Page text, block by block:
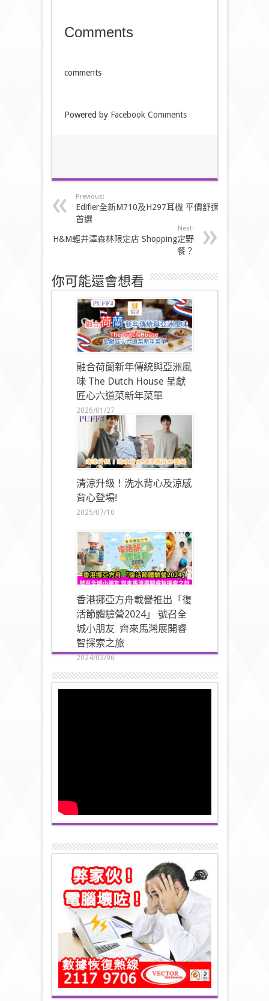
Comments
comments
Powered by Facebook Comments
Previous:
Edifier全新M710及H297耳機 平價舒適
首選
Next:
H&M輕井澤森林限定店 Shopping定野
餐？
你可能還會想看
融合荷蘭新年傳統與亞洲風
味 The Dutch House 呈獻
匠心六道菜新年菜單
2026/01/27
清涼升級！洗水背心及涼感
背心登場!
2025/07/10
香港挪亞方舟載譽推出「復
活節體驗營2024」 號召全
城小朋友 齊來馬灣展開睿
智探索之旅
2024/03/06